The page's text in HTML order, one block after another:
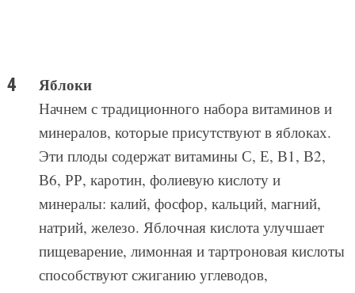
Яблоки
Начнем с традиционного набора витаминов и
минералов, которые присутствуют в яблоках.
Эти плоды содержат витамины С, Е, В1, В2,
В6, РР, каротин, фолиевую кислоту и
минералы: калий, фосфор, кальций, магний,
натрий, железо. Яблочная кислота улучшает
пищеварение, лимонная и тартроновая кислоты
способствуют сжиганию углеводов,